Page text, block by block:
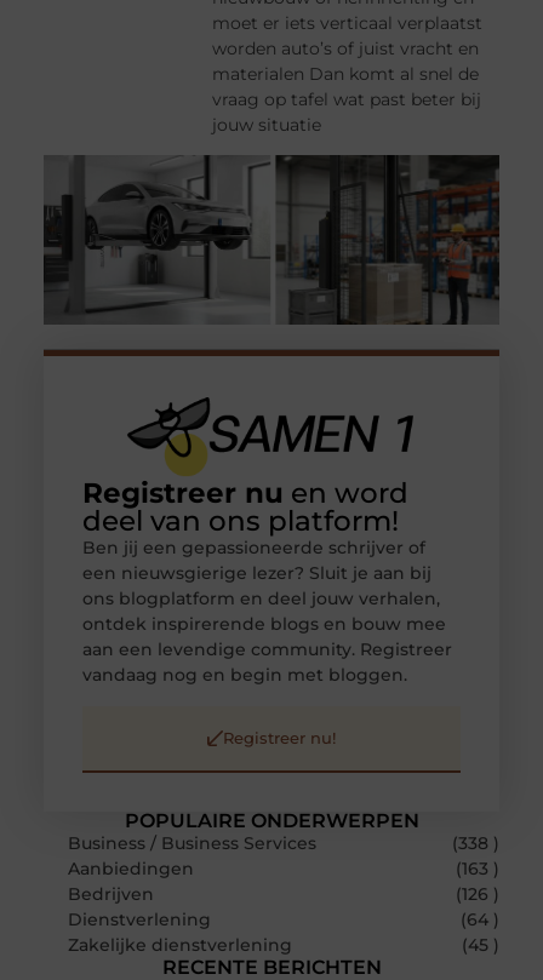
moet er iets verticaal verplaatst
worden auto’s of juist vracht en
materialen Dan komt al snel de
vraag op tafel wat past beter bij
jouw situatie
POPULAIRE ONDERWERPEN
Business / Business Services
(338 )
Aanbiedingen
(163 )
Bedrijven
(126 )
Dienstverlening
(64 )
Zakelijke dienstverlening
(45 )
RECENTE BERICHTEN
Registreer nu en word
deel van ons platform!
Ben jij een gepassioneerde schrijver of
een nieuwsgierige lezer? Sluit je aan bij
ons blogplatform en deel jouw verhalen,
ontdek inspirerende blogs en bouw mee
aan een levendige community. Registreer
vandaag nog en begin met bloggen.
Registreer nu!